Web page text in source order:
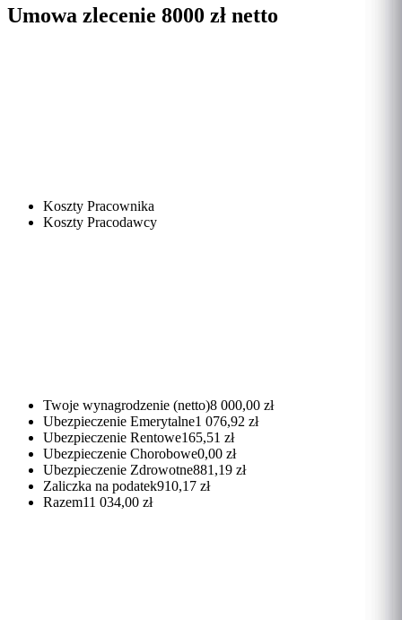
Umowa zlecenie 8000 zł netto
Koszty Pracownika
Koszty Pracodawcy
Twoje wynagrodzenie (netto)8 000,00 zł
Ubezpieczenie Emerytalne1 076,92 zł
Ubezpieczenie Rentowe165,51 zł
Ubezpieczenie Chorobowe0,00 zł
Ubezpieczenie Zdrowotne881,19 zł
Zaliczka na podatek910,17 zł
Razem11 034,00 zł